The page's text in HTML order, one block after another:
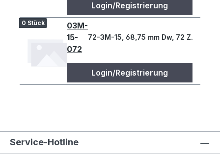
Login/Registrierung
0 Stück
03M-
15-
072
72-3M-15, 68,75 mm Dw, 72 Z., 3 T
Login/Registrierung
Service-Hotline